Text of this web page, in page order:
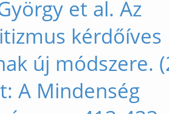
et al. Az
kérdőíves
új módszere.
A Mindenség